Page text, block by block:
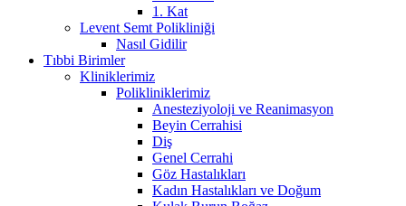
1. Kat
Levent Semt Polikliniği
Nasıl Gidilir
Tıbbi Birimler
Kliniklerimiz
Polikliniklerimiz
Anesteziyoloji ve Reanimasyon
Beyin Cerrahisi
Diş
Genel Cerrahi
Göz Hastalıkları
Kadın Hastalıkları ve Doğum